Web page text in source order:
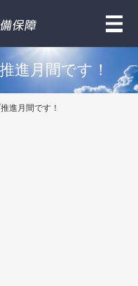
メ
進月間です！
進月間です！